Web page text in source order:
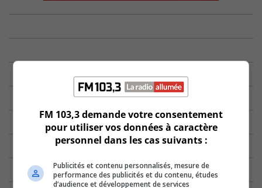
FM 103,3 demande votre consentement
pour utiliser vos données à caractère
personnel dans les cas suivants :
Publicités et contenu personnalisés, mesure de
performance des publicités et du contenu, études
d’audience et développement de services